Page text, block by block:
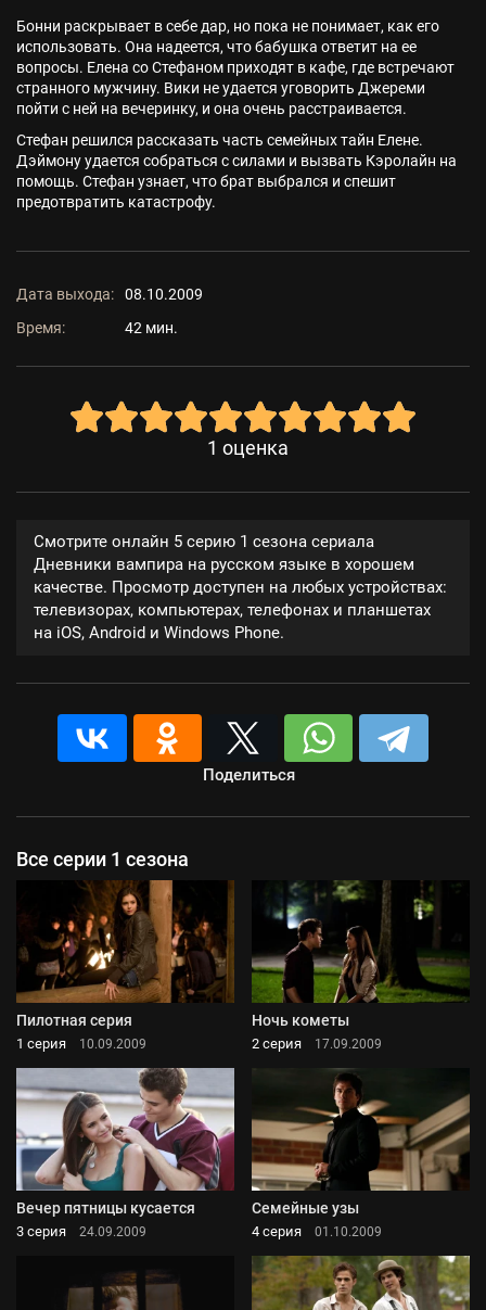
Бонни раскрывает в себе дар, но пока не понимает, как его
использовать. Она надеется, что бабушка ответит на ее
вопросы. Елена со Стефаном приходят в кафе, где встречают
странного мужчину. Вики не удается уговорить Джереми
пойти с ней на вечеринку, и она очень расстраивается.
Стефан решился рассказать часть семейных тайн Елене.
Дэймону удается собраться с силами и вызвать Кэролайн на
помощь. Стефан узнает, что брат выбрался и спешит
предотвратить катастрофу.
Дата выхода:
08.10.2009
Время:
42 мин.
1 оценка
Смотрите онлайн 5 серию 1 сезона сериала
Дневники вампира на русском языке в хорошем
качестве. Просмотр доступен на любых устройствах:
телевизорах, компьютерах, телефонах и планшетах
на iOS, Android и Windows Phone.
Поделиться
Все серии 1 сезона
Пилотная серия
1 серия 10.09.2009
Ночь кометы
2 серия 17.09.2009
Вечер пятницы кусается
3 серия 24.09.2009
Семейные узы
4 серия 01.10.2009